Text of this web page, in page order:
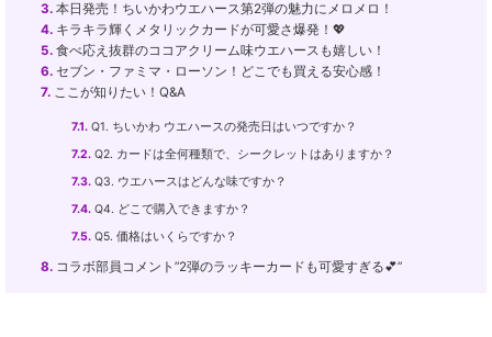
3. 本日発売！ちいかわウエハース第2弾の魅力にメロメロ！
4. キラキラ輝くメタリックカードが可愛さ爆発！💖
5. 食べ応え抜群のココアクリーム味ウエハースも嬉しい！
6. セブン・ファミマ・ローソン！どこでも買える安心感！
7. ここが知りたい！Q&A
7.1. Q1. ちいかわ ウエハースの発売日はいつですか？
7.2. Q2. カードは全何種類で、シークレットはありますか？
7.3. Q3. ウエハースはどんな味ですか？
7.4. Q4. どこで購入できますか？
7.5. Q5. 価格はいくらですか？
8. コラボ部員コメント”2弾のラッキーカードも可愛すぎる💕”